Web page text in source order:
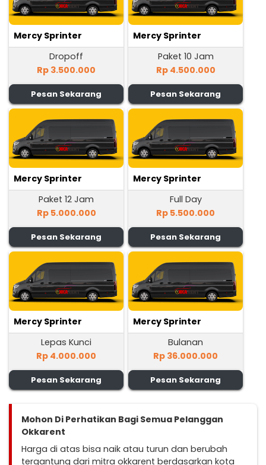
Mercy Sprinter
Dropoff
Rp 3.500.000
Pesan Sekarang
Mercy Sprinter
Paket 10 Jam
Rp 4.500.000
Pesan Sekarang
Mercy Sprinter
Paket 12 Jam
Rp 5.000.000
Pesan Sekarang
Mercy Sprinter
Full Day
Rp 5.500.000
Pesan Sekarang
Mercy Sprinter
Lepas Kunci
Rp 4.000.000
Pesan Sekarang
Mercy Sprinter
Bulanan
Rp 36.000.000
Pesan Sekarang
Mohon Di Perhatikan Bagi Semua Pelanggan
Okkarent
Harga di atas bisa naik atau turun dan berubah
tergantung dari mitra okkarent berdasarkan kota